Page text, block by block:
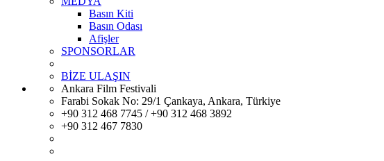
Basın Kiti
Basın Odası
Afişler
SPONSORLAR
BİZE ULAŞIN
Ankara Film Festivali
Farabi Sokak No: 29/1 Çankaya, Ankara, Türkiye
+90 312 468 7745 / +90 312 468 3892
+90 312 467 7830